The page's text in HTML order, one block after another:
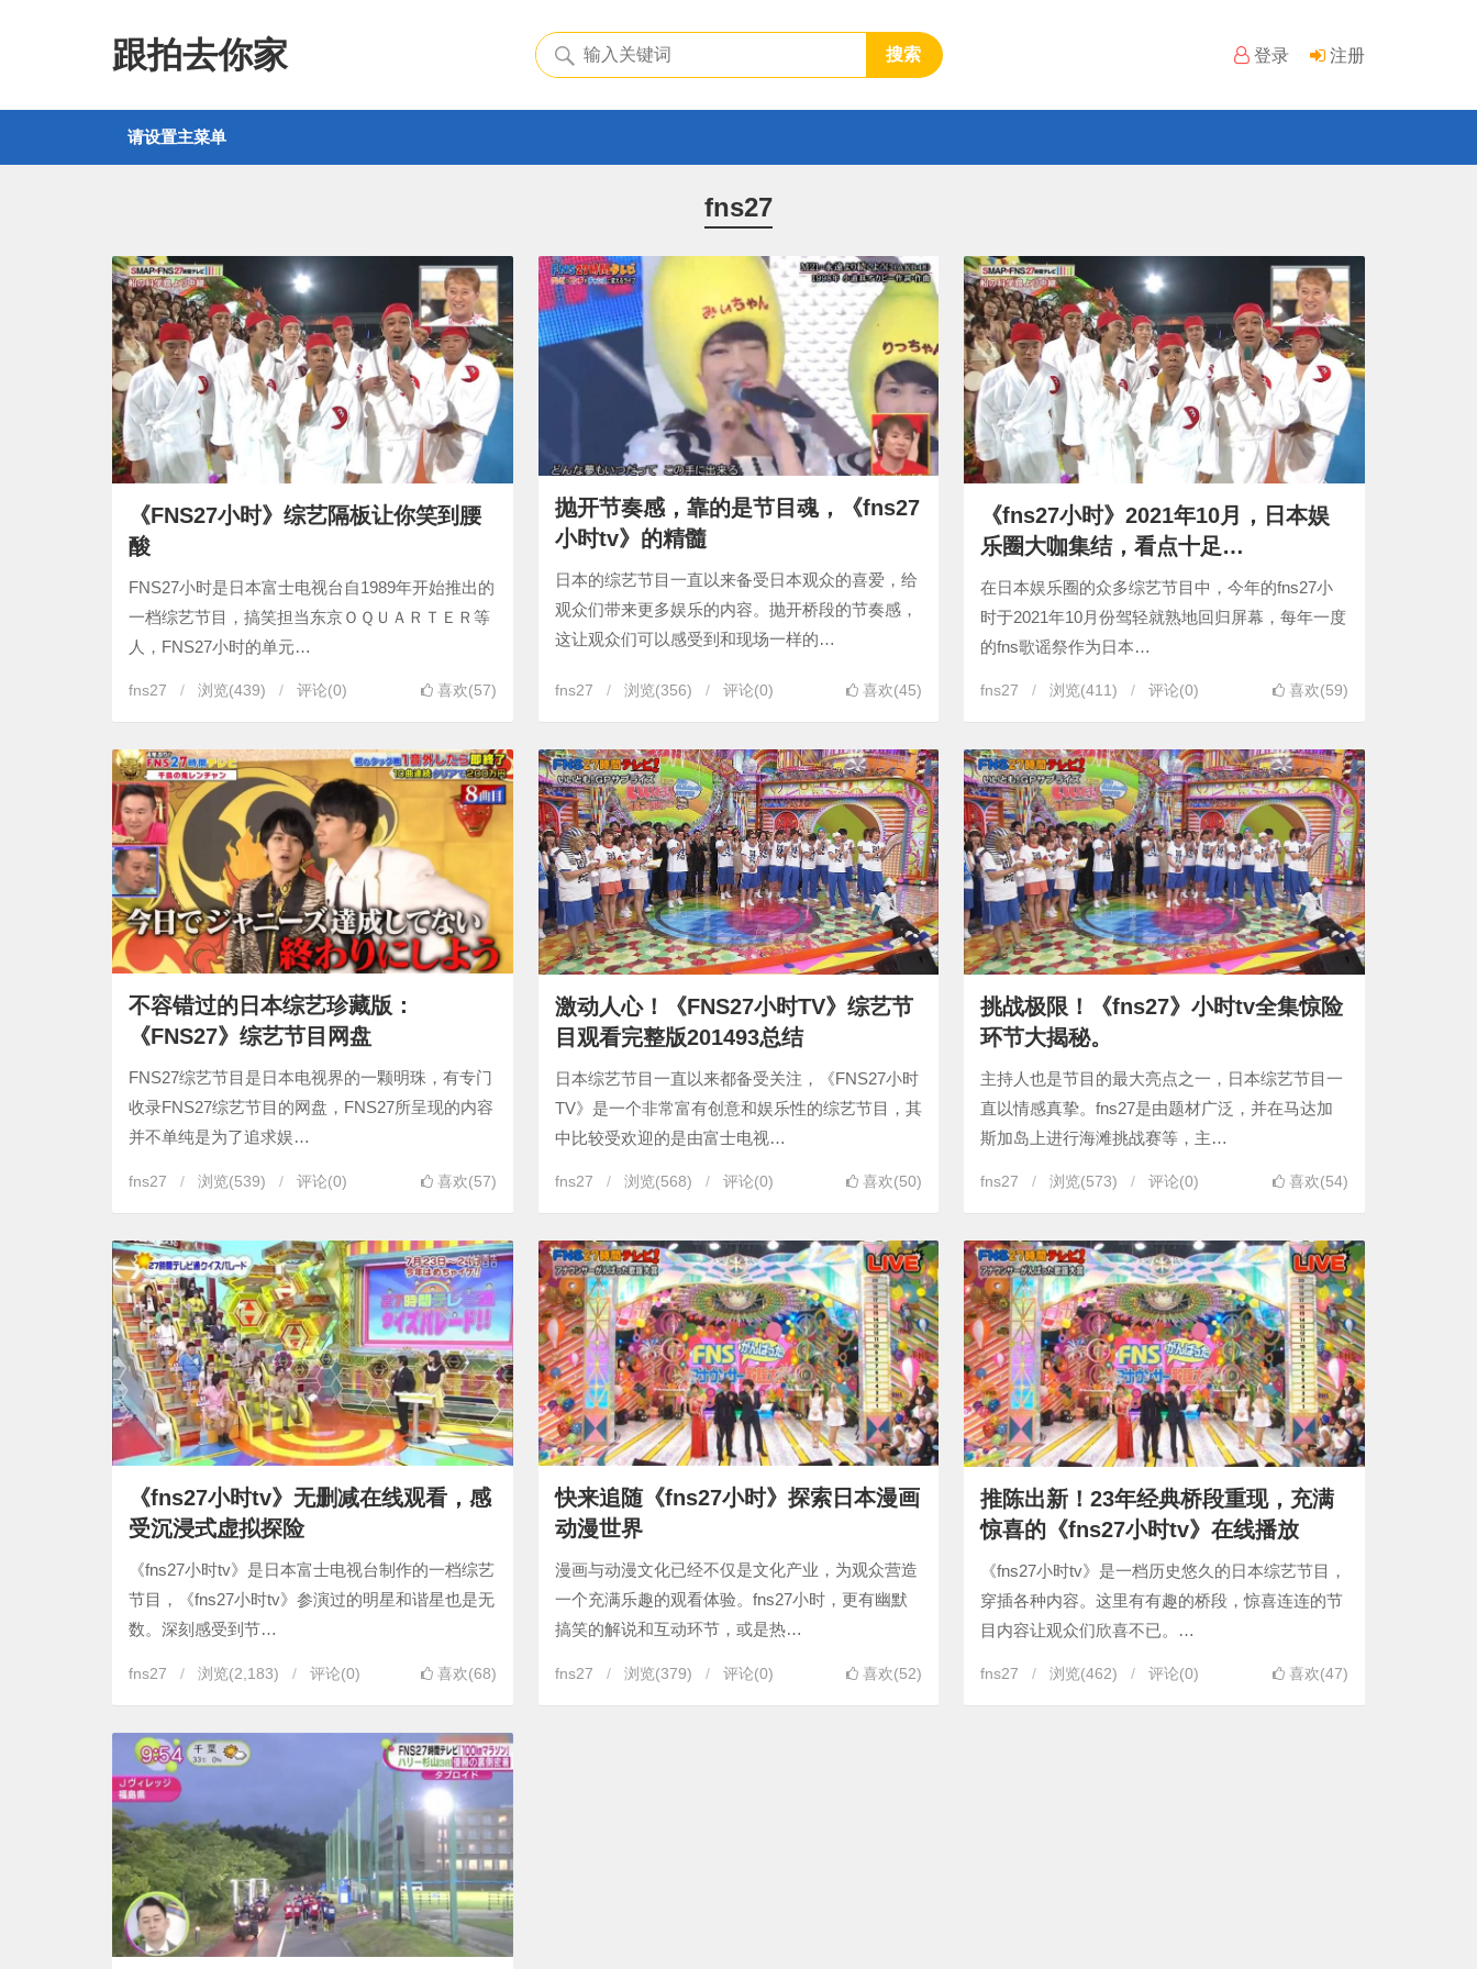
跟拍去你家 登录 注册
搜索
请设置主菜单
fns27
《FNS27小时》综艺隔板让你笑到腰
酸
FNS27小时是日本富士电视台自1989年开始推出的
一档综艺节目，搞笑担当东京ＯＱＵＡＲＴＥＲ等
人，FNS27小时的单元…
fns27 浏览(439) 评论(0) 喜欢(57)
抛开节奏感，靠的是节目魂，《fns27
小时tv》的精髓
日本的综艺节目一直以来备受日本观众的喜爱，给
观众们带来更多娱乐的内容。抛开桥段的节奏感，
这让观众们可以感受到和现场一样的…
fns27 浏览(356) 评论(0) 喜欢(45)
《fns27小时》2021年10月，日本娱
乐圈大咖集结，看点十足…
在日本娱乐圈的众多综艺节目中，今年的fns27小
时于2021年10月份驾轻就熟地回归屏幕，每年一度
的fns歌谣祭作为日本…
fns27 浏览(411) 评论(0) 喜欢(59)
不容错过的日本综艺珍藏版：
《FNS27》综艺节目网盘
FNS27综艺节目是日本电视界的一颗明珠，有专门
收录FNS27综艺节目的网盘，FNS27所呈现的内容
并不单纯是为了追求娱…
fns27 浏览(539) 评论(0) 喜欢(57)
激动人心！《FNS27小时TV》综艺节
目观看完整版201493总结
日本综艺节目一直以来都备受关注，《FNS27小时
TV》是一个非常富有创意和娱乐性的综艺节目，其
中比较受欢迎的是由富士电视…
fns27 浏览(568) 评论(0) 喜欢(50)
挑战极限！《fns27》小时tv全集惊险
环节大揭秘。
主持人也是节目的最大亮点之一，日本综艺节目一
直以情感真挚。fns27是由题材广泛，并在马达加
斯加岛上进行海滩挑战赛等，主…
fns27 浏览(573) 评论(0) 喜欢(54)
《fns27小时tv》无删减在线观看，感
受沉浸式虚拟探险
《fns27小时tv》是日本富士电视台制作的一档综艺
节目，《fns27小时tv》参演过的明星和谐星也是无
数。深刻感受到节…
fns27 浏览(2,183) 评论(0) 喜欢(68)
快来追随《fns27小时》探索日本漫画
动漫世界
漫画与动漫文化已经不仅是文化产业，为观众营造
一个充满乐趣的观看体验。fns27小时，更有幽默
搞笑的解说和互动环节，或是热…
fns27 浏览(379) 评论(0) 喜欢(52)
推陈出新！23年经典桥段重现，充满
惊喜的《fns27小时tv》在线播放
《fns27小时tv》是一档历史悠久的日本综艺节目，
穿插各种内容。这里有有趣的桥段，惊喜连连的节
目内容让观众们欣喜不已。…
fns27 浏览(462) 评论(0) 喜欢(47)